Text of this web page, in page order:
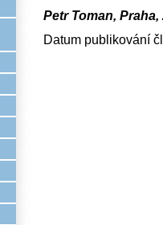
Petr Toman, Praha,
Datum publikování